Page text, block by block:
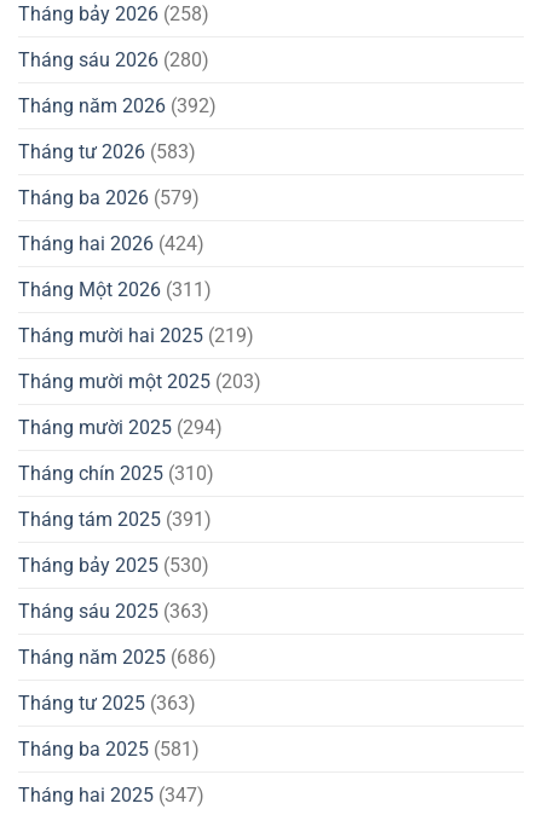
Tháng bảy 2026 (258)
Tháng sáu 2026 (280)
Tháng năm 2026 (392)
Tháng tư 2026 (583)
Tháng ba 2026 (579)
Tháng hai 2026 (424)
Tháng Một 2026 (311)
Tháng mười hai 2025 (219)
Tháng mười một 2025 (203)
Tháng mười 2025 (294)
Tháng chín 2025 (310)
Tháng tám 2025 (391)
Tháng bảy 2025 (530)
Tháng sáu 2025 (363)
Tháng năm 2025 (686)
Tháng tư 2025 (363)
Tháng ba 2025 (581)
Tháng hai 2025 (347)